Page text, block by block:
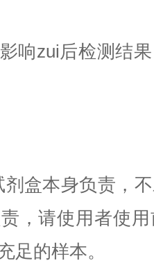
响zui后检测结
盒本身负责，
，请使用者使
足的样本。